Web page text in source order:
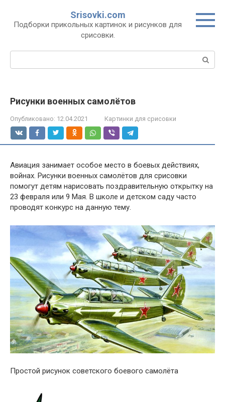
контенту
Srisovki.com
Подборки прикольных картинок и рисунков для
срисовки.
Поиск:
Рисунки военных самолётов
Опубликовано: 12.04.2021 Картинки для срисовки
Авиация занимает особое место в боевых действиях,
войнах. Рисунки военных самолётов для срисовки
помогут детям нарисовать поздравительную открытку на
23 февраля или 9 Мая. В школе и детском саду часто
проводят конкурс на данную тему.
Простой рисунок советского боевого самолёта